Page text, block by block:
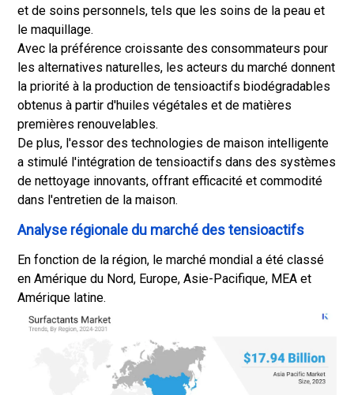
et de soins personnels, tels que les soins de la peau et
le maquillage.
Avec la préférence croissante des consommateurs pour
les alternatives naturelles, les acteurs du marché donnent
la priorité à la production de tensioactifs biodégradables
obtenus à partir d'huiles végétales et de matières
premières renouvelables.
De plus, l'essor des technologies de maison intelligente
a stimulé l'intégration de tensioactifs dans des systèmes
de nettoyage innovants, offrant efficacité et commodité
dans l'entretien de la maison.
Analyse régionale du marché des tensioactifs
En fonction de la région, le marché mondial a été classé
en Amérique du Nord, Europe, Asie-Pacifique, MEA et
Amérique latine.